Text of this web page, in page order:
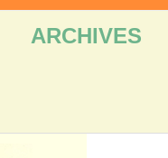
ARCHIVES